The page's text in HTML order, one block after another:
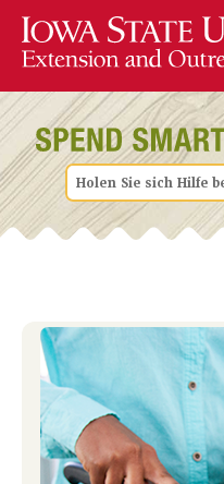
Holen Sie sich Hilfe